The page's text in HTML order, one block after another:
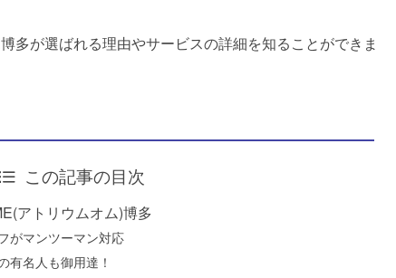
多が選ばれる理由やサービスの詳細を知ることができま
この記事の目次
アトリウムオム)博多
がマンツーマン対応
有名人も御用達！